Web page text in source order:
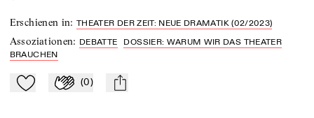
Erschienen in:THEATER DER ZEIT: NEUE DRAMATIK (02/2023)
Assoziationen: DEBATTE
DOSSIER: WARUM WIR DAS THEATER
BRAUCHEN
Zu Mein-TdZ hinzufügen
Applaudieren
(0) mail